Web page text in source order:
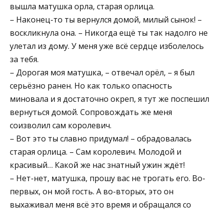
вышла матушка орла, старая орлица.
– Наконец-то ты вернулся домой, милый сынок! –
воскликнула она. – Никогда ещё ты так надолго не
улетал из дому. У меня уже всё сердце изболелось
за тебя.
– Дорогая моя матушка, – отвечал орёл, – я был
серьёзно ранен. Но как только опасность
миновала и я достаточно окреп, я тут же поспешил
вернуться домой. Сопровождать же меня
соизволил сам королевич.
– Вот это ты славно придумал! – обрадовалась
старая орлица. – Сам королевич. Молодой и
красивый… Какой же нас знатный ужин ждёт!
– Нет-нет, матушка, прошу вас не трогать его. Во-
первых, он мой гость. А во-вторых, это он
выхаживал меня всё это время и обращался со